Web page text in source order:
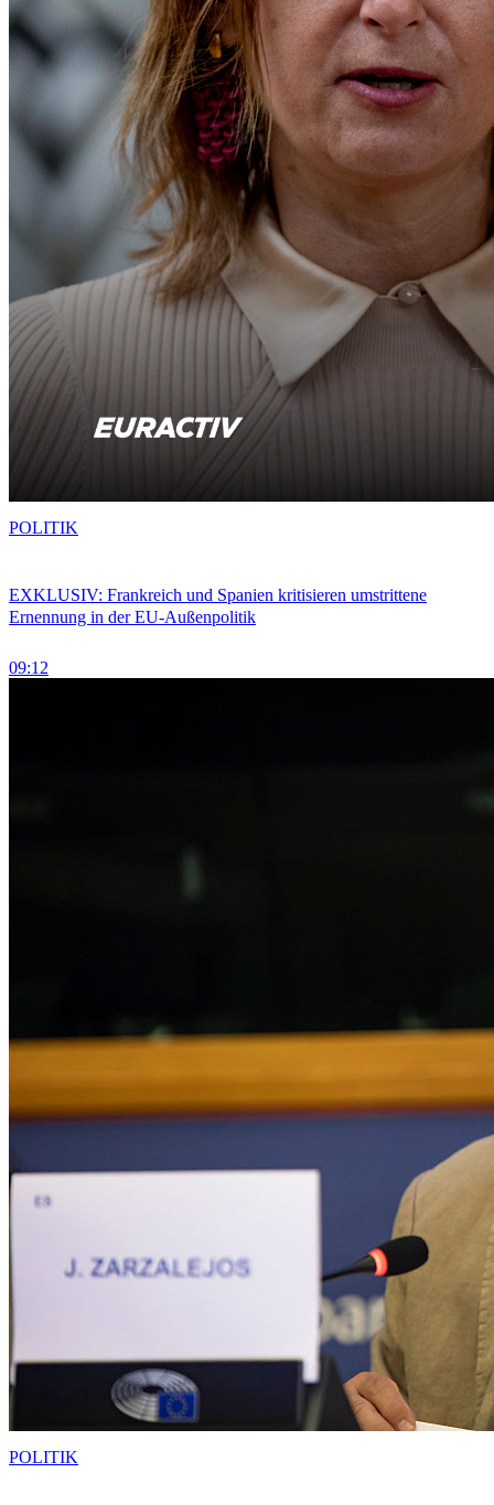
EXKLUSIV: Frankreich und Spanien kritisieren umstrittene
Ernennung in der EU-Außenpolitik
09:12
POLITIK
POLITIK